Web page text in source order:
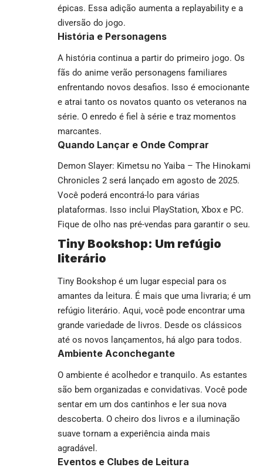
épicas. Essa adição aumenta a replayability e a
diversão do jogo.
História e Personagens
A história continua a partir do primeiro jogo. Os
fãs do anime verão personagens familiares
enfrentando novos desafios. Isso é emocionante
e atrai tanto os novatos quanto os veteranos na
série. O enredo é fiel à série e traz momentos
marcantes.
Quando Lançar e Onde Comprar
Demon Slayer: Kimetsu no Yaiba – The Hinokami
Chronicles 2 será lançado em agosto de 2025.
Você poderá encontrá-lo para várias
plataformas. Isso inclui PlayStation, Xbox e PC.
Fique de olho nas pré-vendas para garantir o seu.
Tiny Bookshop: Um refúgio
literário
Tiny Bookshop é um lugar especial para os
amantes da leitura. É mais que uma livraria; é um
refúgio literário. Aqui, você pode encontrar uma
grande variedade de livros. Desde os clássicos
até os novos lançamentos, há algo para todos.
Ambiente Aconchegante
O ambiente é acolhedor e tranquilo. As estantes
são bem organizadas e convidativas. Você pode
sentar em um dos cantinhos e ler sua nova
descoberta. O cheiro dos livros e a iluminação
suave tornam a experiência ainda mais
agradável.
Eventos e Clubes de Leitura